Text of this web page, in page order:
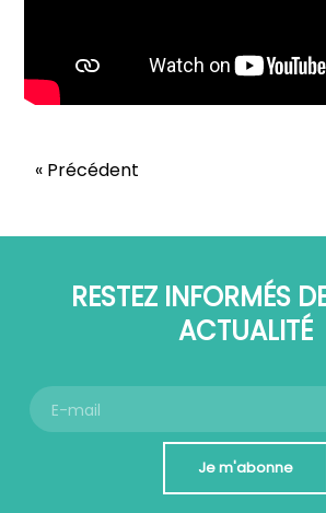
« Précédent
RESTEZ INFORMÉS
ACTUALITÉ
Je m'abonne